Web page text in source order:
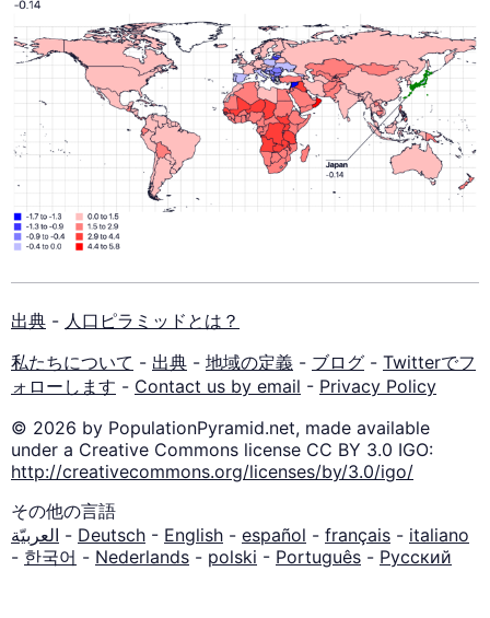
出典 - 人口ピラミッドとは？
私たちについて - 出典 - 地域の定義 - ブログ - Twitterでフ
ォローします - Contact us by email - Privacy Policy
© 2026 by PopulationPyramid.net, made available
under a Creative Commons license CC BY 3.0 IGO:
http://creativecommons.org/licenses/by/3.0/igo/
その他の言語
العربيّة - Deutsch - English - español - français - italiano
- 한국어 - Nederlands - polski - Português - Русский